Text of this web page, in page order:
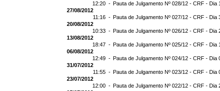
12:20 - Pauta de Julgamento Nº 028/12 - CRF - Dia
27/08/2012
11:16 - Pauta de Julgamento Nº 027/12 - CRF - Dia
20/08/2012
10:33 - Pauta de Julgamento Nº 026/12 - CRF - Dia
13/08/2012
18:47 - Pauta de Julgamento Nº 025/12 - CRF - Dia
06/08/2012
12:49 - Pauta de Julgamento Nº 024/12 - CRF - Dia
31/07/2012
11:55 - Pauta de Julgamento Nº 023/12 - CRF - Dia
23/07/2012
12:00 - Pauta de Julgamento Nº 022/12 - CRF - Dia